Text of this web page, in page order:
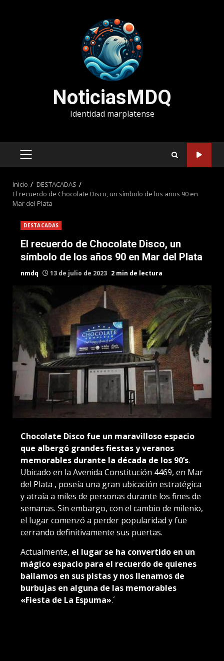
NoticiasMDQ
Identidad marplatense
MENÚ
Inicio
DESTACADAS
El recuerdo de Chocolate Disco, un símbolo de los años 90 en
Mar del Plata
DESTACADAS
El recuerdo de Chocolate Disco, un
símbolo de los años 90 en Mar del Plata
nmdq 13 de julio de 2023 2 min de lectura
Chocolate Disco fue un maravilloso espacio
que albergó grandes fiestas y veranos
memorables durante la década de los 90’s.
Ubicado en la Avenida Constitución 4469, en Mar
del Plata , poseía una gran ubicación estratégica
y atraía a miles de personas durante los fines de
semanas. Sin embargo, con el cambio de milenio,
el lugar comenzó a perder popularidad y fue
cerrando definitivamente sus puertas.
Actualmente, el lugar se ha convertido en un
mágico espacio para el recuerdo de quienes
bailamos en sus pistas y nos llenamos de
burbujas en alguna de las memorables
«Fiesta de La Espuma».´